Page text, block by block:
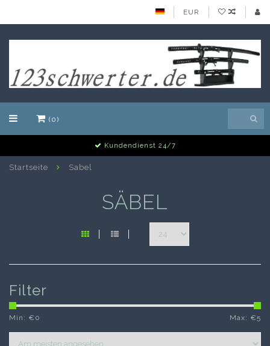
EUR
(0)
Kundendienst 24/7
Startseite Sabel
SÄBEL
Filter
Min: €0 Max: €5